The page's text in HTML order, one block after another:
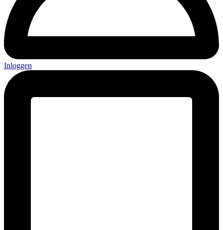
Inloggen